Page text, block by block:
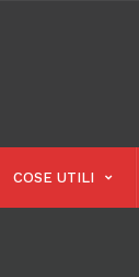
COSE UTILI